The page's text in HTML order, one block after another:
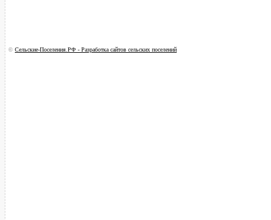
© Сельские-Поселения.РФ - Разработка сайтов сельских поселений